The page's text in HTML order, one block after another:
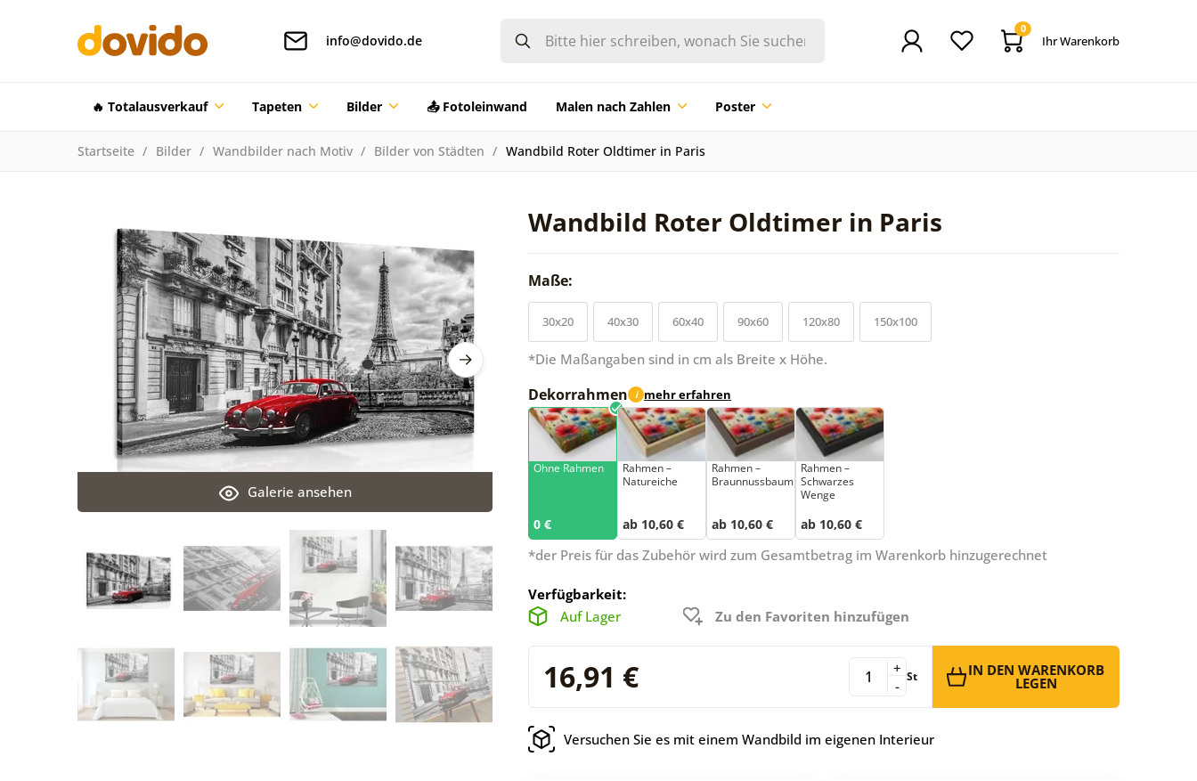
info@dovido.de
0
Ihr Warenkorb
🔥 Totalausverkauf Tapeten Bilder 📤 Fotoleinwand Malen nach Zahlen Poster
Startseite Bilder Wandbilder nach Motiv Bilder von Städten Wandbild Roter Oldtimer in Paris
Wandbild Roter Oldtimer in Paris
Galerie ansehen
Maße:
30x20 40x30 60x40 90x60 120x80 150x100
*Die Maßangaben sind in cm als Breite x Höhe.
Dekorrahmen i mehr erfahren
Ohne Rahmen
0 €
Rahmen –
Natureiche
ab 10,60 €
Rahmen –
Braunnussbaum
ab 10,60 €
Rahmen –
Schwarzes
Wenge
ab 10,60 €
*der Preis für das Zubehör wird zum Gesamtbetrag im Warenkorb hinzugerechnet
Verfügbarkeit:
Auf Lager
Zu den Favoriten hinzufügen
16,91 € -
+ St IN DEN WARENKORB
LEGEN
Versuchen Sie es mit einem Wandbild im eigenen Interieur